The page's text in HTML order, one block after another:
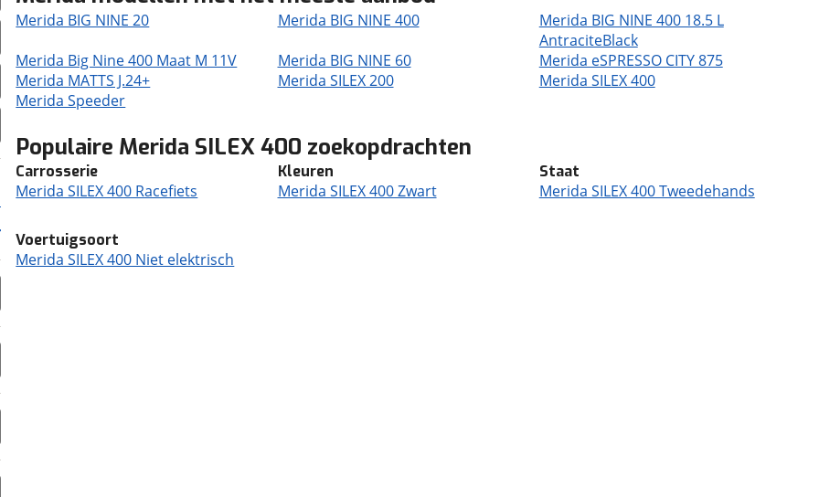
Merida BIG NINE 20 Merida BIG NINE 400
Merida BIG NINE 400 18.5 L
AntraciteBlack
Merida Big Nine 400 Maat M 11V
Merida BIG NINE 60
Merida eSPRESSO CITY 875
Merida MATTS J.24+
Merida SILEX 200
Merida SILEX 400
Merida Speeder
Populaire Merida SILEX 400 zoekopdrachten
Carrosserie
Merida SILEX 400 Racefiets
Kleuren
Merida SILEX 400 Zwart
Staat
Merida SILEX 400 Tweedehands
Voertuigsoort
Merida SILEX 400 Niet elektrisch